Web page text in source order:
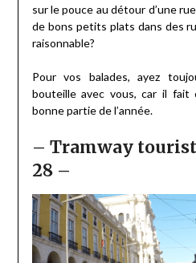
sur le pouce au détour d’une
de bons petits plats dans des
raisonnable?
Pour vos balades, ayez
bouteille avec vous, car il fait
bonne partie de l’année.
– Tramway
28 –